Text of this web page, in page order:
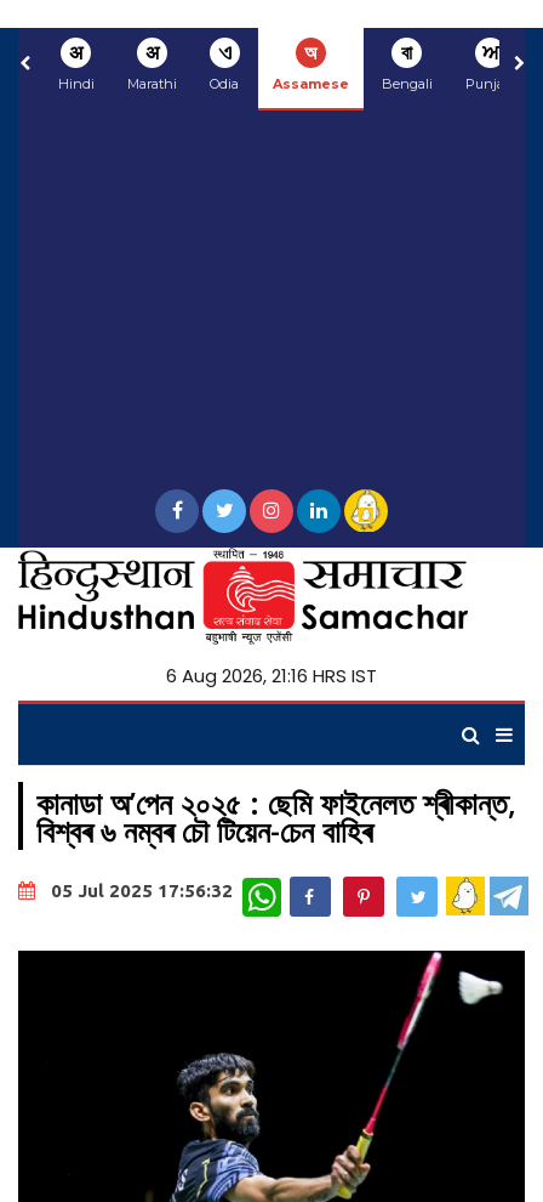
अ
Hindi
अ
Marathi
ଏ
Odia
অ
Assamese
বা
Bengali
ਅ
Punjabi
6 Aug 2026, 21:16 HRS IST
কানাডা অ’পেন ২০২৫ : ছেমি ফাইনেলত শ্ৰীকান্ত,
বিশ্বৰ ৬ নম্বৰ চৌ টিয়েন-চেন বাহিৰ
05 Jul 2025 17:56:32 WhatsApp